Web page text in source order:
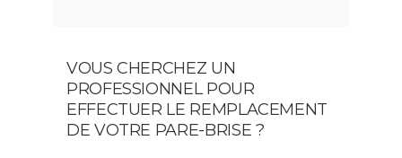
VOUS CHERCHEZ UN
PROFESSIONNEL POUR
EFFECTUER LE REMPLACEMENT
DE VOTRE PARE-BRISE ?